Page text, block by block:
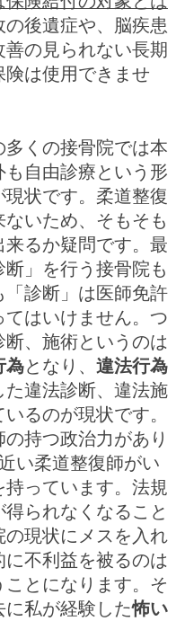
の後遺症や、脳疾患
の見られない長期
は使用できませ
くの接骨院では本
自由診療という形
状です。柔道整復
いため、そもそも
るか疑問です。最
」を行う接骨院も
診断」は医師免許
はいけません。つ
、施術というのは
為となり、 違法行為
違法診断、違法施
るのが現状です。
持つ政治力があり
い柔道整復師がい
持っています。法規
られなくなること
現状にメスを入れ
不利益を被るのは
とになります。そ
に私が経験した怖い